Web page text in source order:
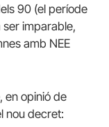
90 (el període
ser imparable,
amb NEE
en opinió de
nou decret: